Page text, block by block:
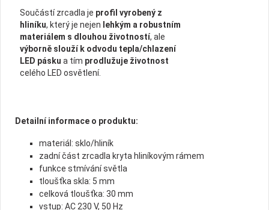
Součástí zrcadla je profil vyrobený z
hliníku, který je nejen lehkým a robustním
materiálem s dlouhou životností, ale
výborně slouží k odvodu tepla/chlazení
LED pásku a tím prodlužuje životnost
celého LED osvětlení.
Detailní informace o produktu:
materiál: sklo/hliník
zadní část zrcadla kryta hliníkovým rámem
funkce stmívání světla
tloušťka skla: 5 mm
celková tloušťka: 30 mm
vstup: AC 230 V, 50 Hz